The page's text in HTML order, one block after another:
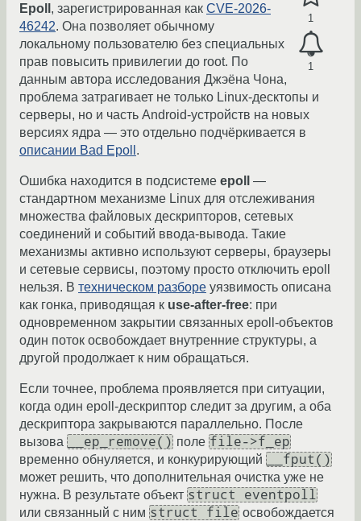
1
1
Epoll , зарегистрированная как CVE-2026-
46242. Она позволяет обычному
локальному пользователю без специальных
прав повысить привилегии до root. По
данным автора исследования Джэёна Чона,
проблема затрагивает не только Linux-десктопы и
серверы, но и часть Android-устройств на новых
версиях ядра — это отдельно подчёркивается в
описании Bad Epoll .
Ошибка находится в подсистеме epoll
—
стандартном механизме Linux для отслеживания
множества файловых дескрипторов, сетевых
соединений и событий ввода-вывода. Такие
механизмы активно используют серверы, браузеры
и сетевые сервисы, поэтому просто отключить epoll
нельзя. В техническом разборе уязвимость описана
как гонка, приводящая к use-after-free: при
одновременном закрытии связанных epoll-объектов
один поток освобождает внутренние структуры, а
другой продолжает к ним обращаться.
Если точнее, проблема проявляется при ситуации,
когда один epoll-дескриптор следит за другим, а оба
дескриптора закрываются параллельно. После
вызова
__ep_remove() поле file->f_ep
временно обнуляется, и конкурирующий __fput()
может решить, что дополнительная очистка уже не
нужна. В результате объект struct eventpoll
или связанный с ним struct file освобождается